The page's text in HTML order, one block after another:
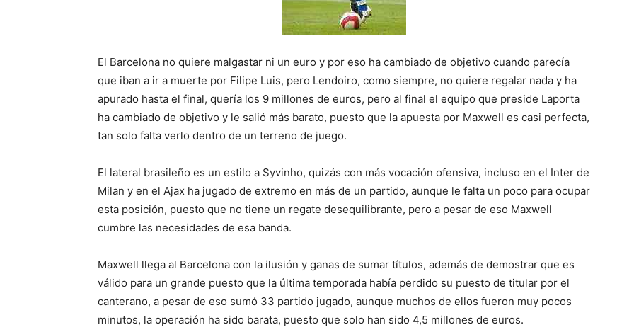
El Barcelona no quiere malgastar ni un euro y por eso ha cambiado de objetivo cuando parecía
que iban a ir a muerte por Filipe Luis, pero Lendoiro, como siempre, no quiere regalar nada y ha
apurado hasta el final, quería los 9 millones de euros, pero al final el equipo que preside Laporta
ha cambiado de objetivo y le salió más barato, puesto que la apuesta por Maxwell es casi perfecta,
tan solo falta verlo dentro de un terreno de juego.
El lateral brasileño es un estilo a Syvinho, quizás con más vocación ofensiva, incluso en el Inter de
Milan y en el Ajax ha jugado de extremo en más de un partido, aunque le falta un poco para ocupar
esta posición, puesto que no tiene un regate desequilibrante, pero a pesar de eso Maxwell
cumbre las necesidades de esa banda.
Maxwell llega al Barcelona con la ilusión y ganas de sumar títulos, además de demostrar que es
válido para un grande puesto que la última temporada había perdido su puesto de titular por el
canterano, a pesar de eso sumó 33 partido jugado, aunque muchos de ellos fueron muy pocos
minutos, la operación ha sido barata, puesto que solo han sido 4,5 millones de euros.